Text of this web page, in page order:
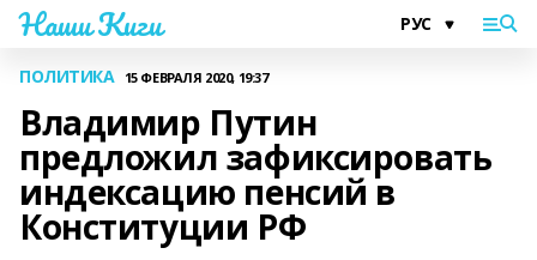
Наши Киги
ПОЛИТИКА 15 ФЕВРАЛЯ 2020, 19:37
Владимир Путин
предложил зафиксировать
индексацию пенсий в
Конституции РФ